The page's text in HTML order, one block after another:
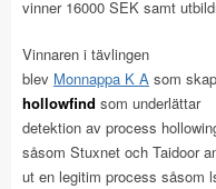
vinner 16000 SEK samt
Vinnaren i tävlingen
blev Monnappa K A som
hollowfind som underlättar
detektion av process
såsom Stuxnet och Taidoor
ut en legitim process såsom